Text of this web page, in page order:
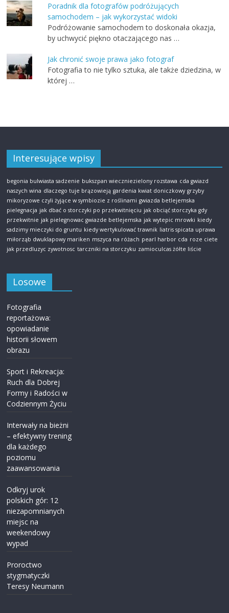
Poradnik dla fotografów podróżujących
samochodem – jak wykorzystać widoki
Podróżowanie samochodem to doskonała okazja,
by uchwycić piękno otaczającego nas …
Jak chronić swoje prawa jako fotograf
Fotografia to nie tylko sztuka, ale także dziedzina, w
której …
Interesujące wpisy
begonia bulwiasta sadzenie bukszpan wieczniezielony rozstawa cda gwiazd
naszych wina dlaczego tuje brązowieją gardenia kwiat doniczkowy grzyby
mikoryzowe czyli żyjące w symbiozie z roślinami gwiazda betlejemska
pielegnacja jak dbać o storczyki po przekwitnięciu jak obciąć storczyka gdy
przekwitnie jak pielegnowac gwiazde betlejemska jak wytepic mrowki kiedy
sadzimy mieczyki do gruntu kiedy wertykulować trawnik liatris spicata uprawa
miłorząb dwuklapowy mariken mszyca na różach pearl harbor cda roze ciete
jak przedluzyc zywotnosc tarczniki na storczyku zamioculcas żółte liście
Losowe
Fotografia
reportażowa:
opowiadanie
historii słowem
obrazu
Sport i Rekreacja:
Ruch dla Dobrej
Formy i Radości w
Codziennym Życiu
Interwały na bieżni
– efektywny trening
dla każdego
poziomu
zaawansowania
Odkryj urok
polskich gór: 12
niezapomnianych
miejsc na
weekendowy
wypad
Proroctwo
stygmatyczki
Teresy Neumann